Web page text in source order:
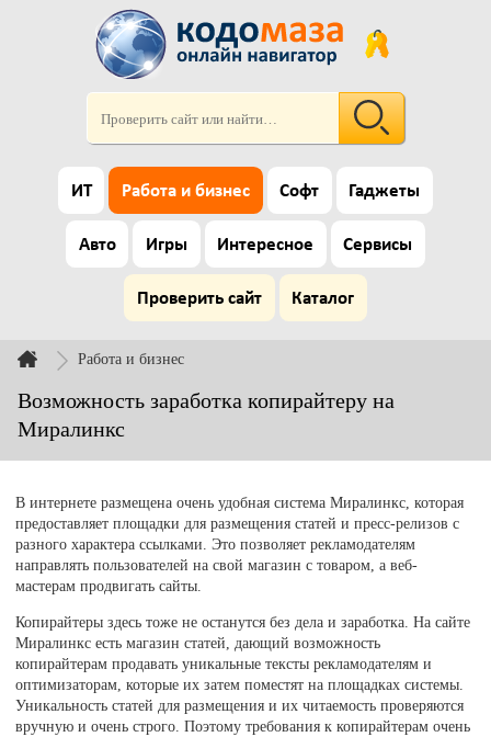
ИТ Работа и бизнес Софт Гаджеты
Авто Игры Интересное Сервисы
Проверить сайт Каталог
Работа и бизнес
Возможность заработка копирайтеру на
Миралинкс
В интернете размещена очень удобная система Миралинкс, которая
предоставляет площадки для размещения статей и пресс-релизов с
разного характера ссылками. Это позволяет рекламодателям
направлять пользователей на свой магазин с товаром, а веб-
мастерам продвигать сайты.
Копирайтеры здесь тоже не останутся без дела и заработка. На сайте
Миралинкс есть магазин статей, дающий возможность
копирайтерам продавать уникальные тексты рекламодателям и
оптимизаторам, которые их затем поместят на площадках системы.
Уникальность статей для размещения и их читаемость проверяются
вручную и очень строго. Поэтому требования к копирайтерам очень